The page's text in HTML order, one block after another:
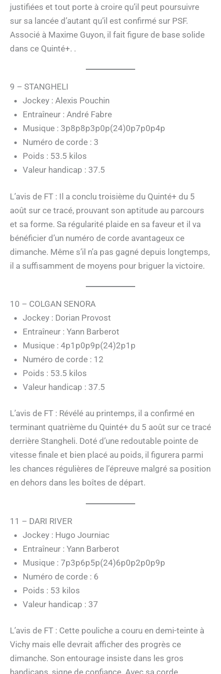
justifiées et tout porte à croire qu’il peut poursuivre
sur sa lancée d’autant qu’il est confirmé sur PSF.
Associé à Maxime Guyon, il fait figure de base solide
dans ce Quinté+. .
9 – STANGHELI
Jockey : Alexis Pouchin
Entraîneur : André Fabre
Musique : 3p8p8p3p0p(24)0p7p0p4p
Numéro de corde : 3
Poids : 53.5 kilos
Valeur handicap : 37.5
L’avis de FT : Il a conclu troisième du Quinté+ du 5
août sur ce tracé, prouvant son aptitude au parcours
et sa forme. Sa régularité plaide en sa faveur et il va
bénéficier d’un numéro de corde avantageux ce
dimanche. Même s’il n’a pas gagné depuis longtemps,
il a suffisamment de moyens pour briguer la victoire.
10 – COLGAN SENORA
Jockey : Dorian Provost
Entraîneur : Yann Barberot
Musique : 4p1p0p9p(24)2p1p
Numéro de corde : 12
Poids : 53.5 kilos
Valeur handicap : 37.5
L’avis de FT : Révélé au printemps, il a confirmé en
terminant quatrième du Quinté+ du 5 août sur ce tracé
derrière Stangheli. Doté d’une redoutable pointe de
vitesse finale et bien placé au poids, il figurera parmi
les chances régulières de l’épreuve malgré sa position
en dehors dans les boîtes de départ.
11 – DARI RIVER
Jockey : Hugo Journiac
Entraîneur : Yann Barberot
Musique : 7p3p6p5p(24)6p0p2p0p9p
Numéro de corde : 6
Poids : 53 kilos
Valeur handicap : 37
L’avis de FT : Cette pouliche a couru en demi-teinte à
Vichy mais elle devrait afficher des progrès ce
dimanche. Son entourage insiste dans les gros